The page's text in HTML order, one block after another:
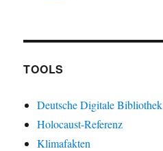
TOOLS
Deutsche Digitale Bibliothek
Holocaust-Referenz
Klimafakten